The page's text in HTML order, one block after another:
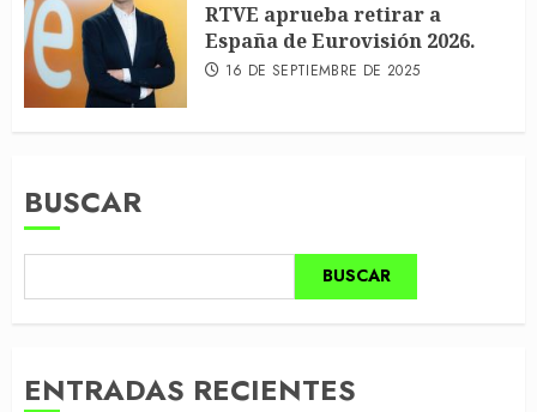
RTVE aprueba retirar a
España de Eurovisión 2026.
16 DE SEPTIEMBRE DE 2025
BUSCAR
BUSCAR
ENTRADAS RECIENTES